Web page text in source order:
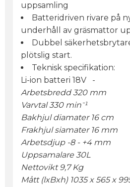
uppsamling
Batteridriven rivare på
underhåll av gräsmattor
Dubbel
plötslig start.
Teknisk specifikation:
Li-ion batteri 18V -
Arbetsbredd 320 mm
Varvtal 330 min⁻¹
Bakhjul diamater 16 cm
Frakhjul siamater 16 mm
Arbetsdjup -8 - +4 mm
Uppsamalare 30L
Nettovikt 9,7 Kg
Mått (lxBxh) 1035 x 565 x